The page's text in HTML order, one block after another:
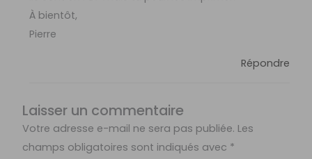
À bientôt,
Pierre
Répondre
Laisser un commentaire
Votre adresse e-mail ne sera pas publiée. Les
champs obligatoires sont indiqués avec *